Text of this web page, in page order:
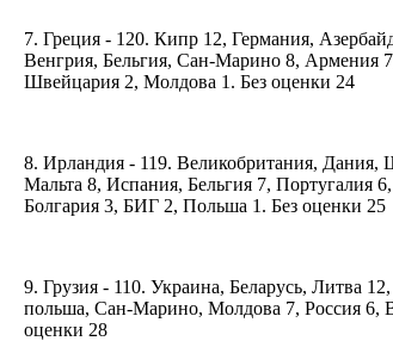
7. Греция - 120. Кипр 12, Германия,
Венгрия, Бельгия, Сан-Марино 8, Армения
Швейцария 2, Молдова 1. Без оценки 24
8. Ирландия - 119. Великобритания,
Мальта 8, Испания, Бельгия 7, Португалия
Болгария 3, БИГ 2, Польша 1. Без оценки 25
9. Грузия - 110. Украина, Беларусь, Литва
польша, Сан-Марино, Молдова 7, Россия 6,
оценки 28